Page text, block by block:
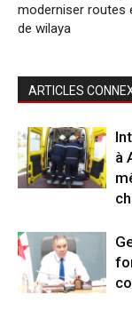
moderniser routes
de wilaya
ARTICLES
à